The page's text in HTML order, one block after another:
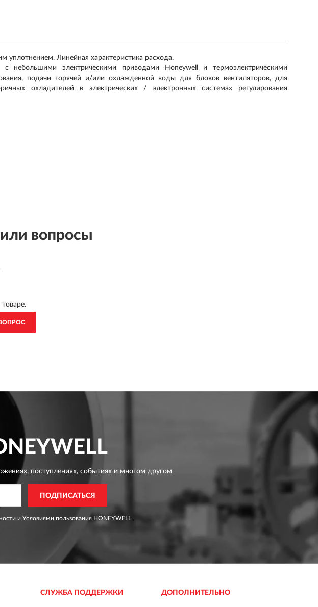
уплотнением. Линейная характеристика расхода.
с небольшими электрическими приводами Honeywell и термоэлектрическими
подачи горячей и/или охлажденной воды для блоков вентиляторов, для
охладителей в электрических / электронных системах регулирования
вопросы
поступлениях, событиях и многом другом
ПОДПИСАТЬСЯ
и Условиями пользования HONEYWELL
СЛУЖБА ПОДДЕРЖКИ ДОПОЛНИТЕЛЬНО